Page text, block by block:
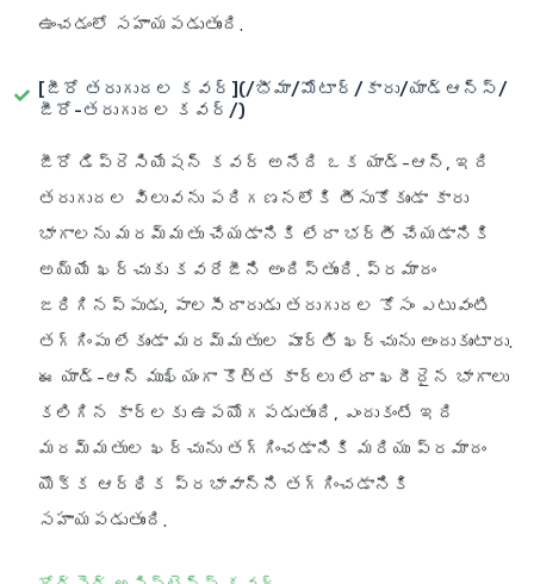
ఉంచడంలో సహాయపడుతుంది.
[జీరో తరుగుదల కవర్](/భీమా/మోటార్/కారు/యాడ్ఆన్స్/
జీరో-తరుగుదల కవర్/)
జీరో డిప్రెసియేషన్ కవర్ అనేది ఒక యాడ్-ఆన్, ఇది
తరుగుదల విలువను పరిగణనలోకి తీసుకోకుండా కారు
భాగాలను మరమ్మతు చేయడానికి లేదా భర్తీ చేయడానికి
అయ్యే ఖర్చుకు కవరేజీని అందిస్తుంది. ప్రమాదం
జరిగినప్పుడు, పాలసీదారుడు తరుగుదల కోసం ఎటువంటి
తగ్గింపు లేకుండా మరమ్మతుల పూర్తి ఖర్చును అందుకుంటారు.
ఈ యాడ్-ఆన్ ముఖ్యంగా కొత్త కార్లు లేదా ఖరీదైన భాగాలు
కలిగిన కార్లకు ఉపయోగపడుతుంది, ఎందుకంటే ఇది
మరమ్మతుల ఖర్చును తగ్గించడానికి మరియు ప్రమాదం
యొక్క ఆర్థిక ప్రభావాన్ని తగ్గించడానికి
సహాయపడుతుంది.